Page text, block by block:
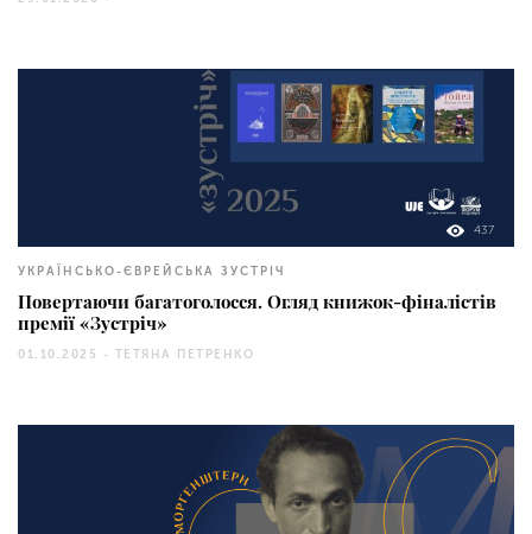
437
УКРАЇНСЬКО-ЄВРЕЙСЬКА ЗУСТРІЧ
Повертаючи багатоголосся. Огляд книжок-фіналістів
премії «Зустріч»
01.10.2025 - ТЕТЯНА ПЕТРЕНКО